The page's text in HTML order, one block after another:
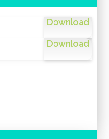
Download
Download